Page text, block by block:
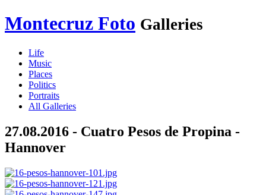
Montecruz Foto Galleries
Life
Music
Places
Politics
Portraits
All Galleries
27.08.2016 - Cuatro Pesos de Propina -
Hannover